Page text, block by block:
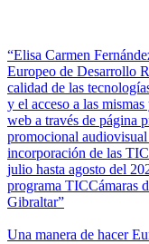
“Elisa Carmen
Europeo de Desarrollo
calidad de las
y el acceso a las
web a través de página
promocional
incorporación de las
julio hasta agosto del
programa TICCámaras
Gibraltar”
Una manera de hacer